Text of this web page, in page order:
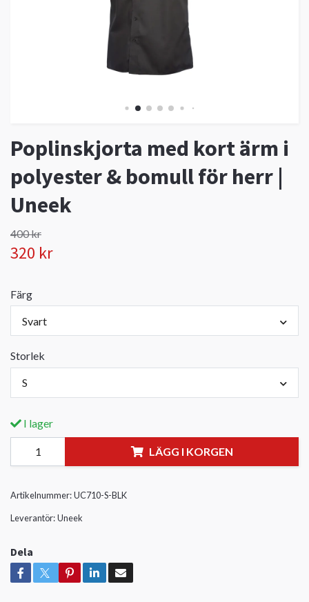
Poplinskjorta med kort ärm i
polyester & bomull för herr |
Uneek
400 kr
320 kr
Färg
Svart
Storlek
S
I lager
LÄGG I KORGEN
Artikelnummer:UC710-S-BLK
Leverantör:Uneek
Dela